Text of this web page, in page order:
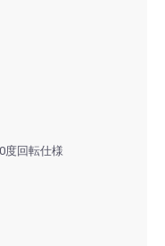
度回転仕様